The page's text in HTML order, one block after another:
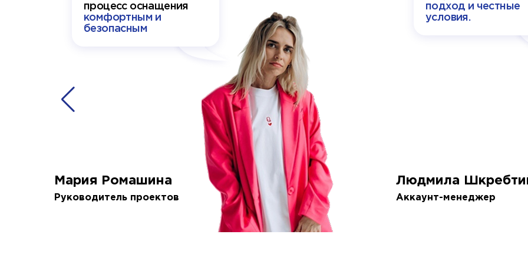
процесс оснащения
комфортным и
безопасным
Мария Ромашина
Руководитель проектов
подход и честные
условия.
Людмила
Аккаунт-менеджер